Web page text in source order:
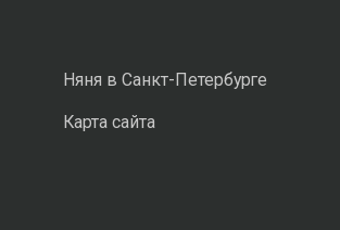
Няня в Санкт-Петербурге
Карта сайта